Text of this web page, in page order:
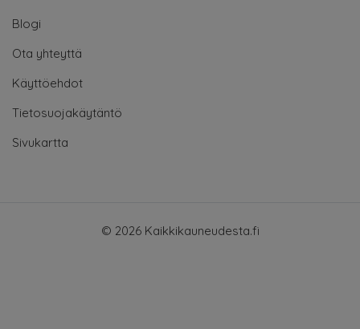
Blogi
Ota yhteyttä
Käyttöehdot
Tietosuojakäytäntö
Sivukartta
© 2026 Kaikkikauneudesta.fi